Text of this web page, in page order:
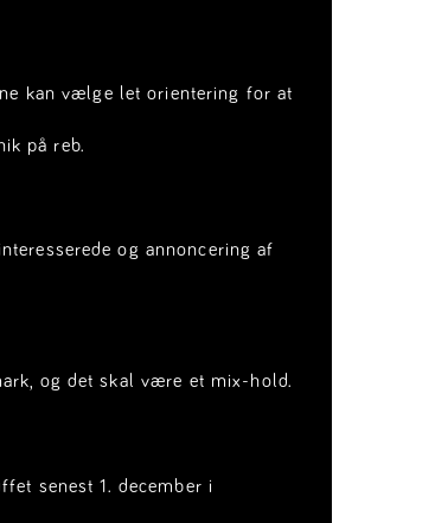
kan vælge let orientering for at
på reb.
og annoncering af
og det skal være et mix-hold.
senest 1. december i